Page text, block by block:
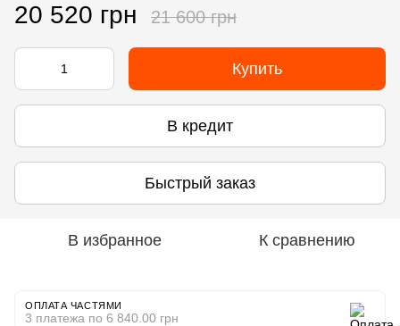
20 520 грн 21 600 грн
Купить
В кредит
Быстрый заказ
В избранное К сравнению
ОПЛАТА ЧАСТЯМИ
3 платежа по 6 840.00 грн